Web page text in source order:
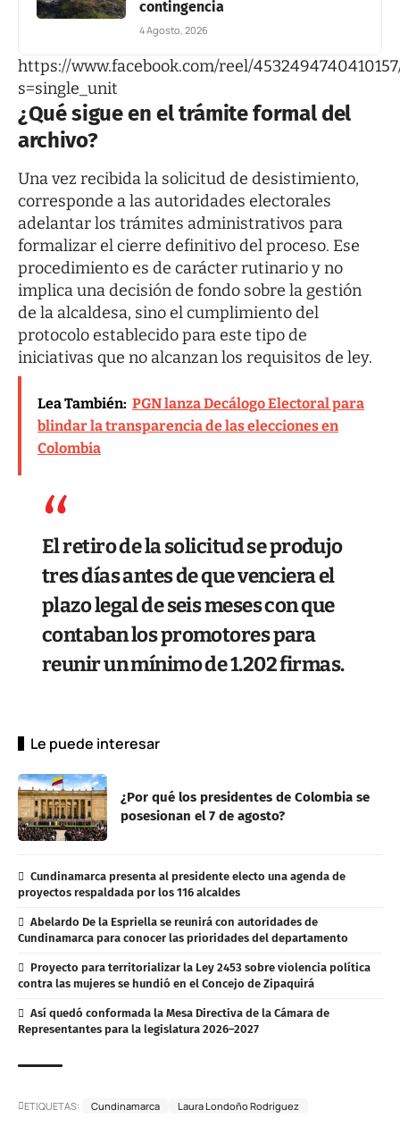
contingencia
4 Agosto, 2026
https://www.facebook.com/reel/
s=single_unit
¿Qué sigue en el trámite formal del
archivo?
Una vez recibida la solicitud de desistimiento,
corresponde a las autoridades electorales
adelantar los trámites administrativos para
formalizar el cierre definitivo del proceso. Ese
procedimiento es de carácter rutinario y no
implica una decisión de fondo sobre la gestión
de la alcaldesa, sino el cumplimiento del
protocolo establecido para este tipo de
iniciativas que no alcanzan los requisitos de ley.
Lea También: PGN lanza Decálogo Electoral para
blindar la transparencia de las elecciones en
Colombia
El retiro de la solicitud se produjo
tres días antes de que venciera el
plazo legal de seis meses con que
contaban los promotores para
reunir un mínimo de 1.202 firmas.
Le puede interesar
¿Por qué los presidentes de Colombia se
posesionan el 7 de agosto?
Cundinamarca presenta al presidente electo una agenda de
proyectos respaldada por los 116 alcaldes
Abelardo De la Espriella se reunirá con autoridades de
Cundinamarca para conocer las prioridades del departamento
Proyecto para territorializar la Ley 2453 sobre violencia política
contra las mujeres se hundió en el Concejo de Zipaquirá
Así quedó conformada la Mesa Directiva de la Cámara de
Representantes para la legislatura 2026–2027
ETIQUETAS: Cundinamarca Laura Londoño Rodríguez